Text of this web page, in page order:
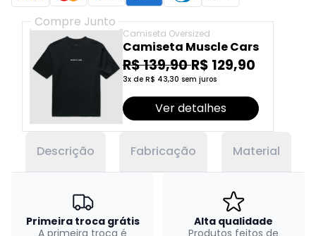
Compre Junto
Camiseta Oversized
Camiseta Muscle Cars
R$ 139,90 R$ 129,90
3x de R$ 43,30 sem juros
Ver detalhes
Descrição Fabricação Material
Primeira troca grátis
Alta qualidade